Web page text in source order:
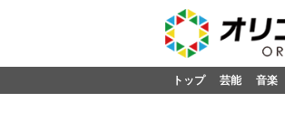
トップ 芸能 音楽